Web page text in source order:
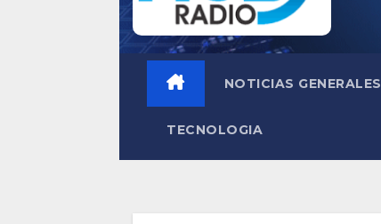
NOTICIAS GENERALES
TECNOLOGIA